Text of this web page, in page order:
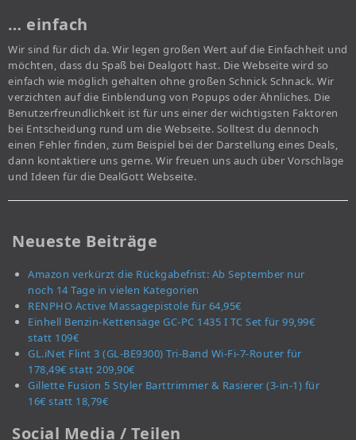
… einfach
Wir sind für dich da. Wir legen großen Wert auf die Einfachheit und
möchten, dass du Spaß bei Dealgott hast. Die Webseite wird so
einfach wie möglich gehalten ohne großen Schnick Schnack. Wir
verzichten auf die Einblendung von Popups oder Ähnliches. Die
Benutzerfreundlichkeit ist für uns einer der wichtigsten Faktoren
bei Entscheidung rund um die Webseite. Solltest du dennoch
einen Fehler finden, zum Beispiel bei der Darstellung eines Deals,
dann kontaktiere uns gerne. Wir freuen uns auch über Vorschläge
und Ideen für die DealGott Webseite.
Neueste Beiträge
Amazon verkürzt die Rückgabefrist: Ab September nur
noch 14 Tage in vielen Kategorien
RENPHO Active Massagepistole für 64,95€
Einhell Benzin-Kettensäge GC-PC 1435 I TC Set für 99,99€
statt 109€
GL.iNet Flint 3 (GL-BE9300) Tri-Band Wi-Fi-7-Router für
178,49€ statt 209,90€
Gillette Fusion 5 Styler Barttrimmer & Rasierer (3-in-1) für
16€ statt 18,79€
Social Media / Teilen